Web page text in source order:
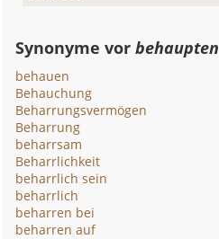
Synonyme vorbehaupten
behauen
Behauchung
Beharrungsvermögen
Beharrung
beharrsam
Beharrlichkeit
beharrlich sein
beharrlich
beharren bei
beharren auf